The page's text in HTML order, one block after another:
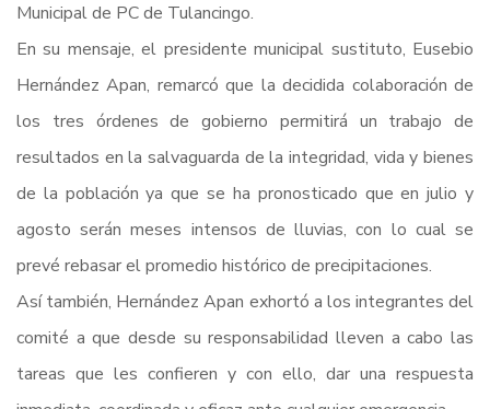
Municipal de PC de Tulancingo.
En su mensaje, el presidente municipal sustituto, Eusebio
Hernández Apan, remarcó que la decidida colaboración de
los tres órdenes de gobierno permitirá un trabajo de
resultados en la salvaguarda de la integridad, vida y bienes
de la población ya que se ha pronosticado que en julio y
agosto serán meses intensos de lluvias, con lo cual se
prevé rebasar el promedio histórico de precipitaciones.
Así también, Hernández Apan exhortó a los integrantes del
comité a que desde su responsabilidad lleven a cabo las
tareas que les confieren y con ello, dar una respuesta